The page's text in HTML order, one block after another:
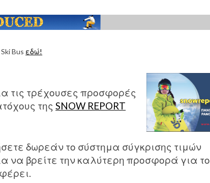
Bus εδώ!
τις τρέχουσες προσφορές
τηςSNOW REPORT
δωρεάν το σύστημα σύγκρισης τιμών
να βρείτε την καλύτερη προσφορά για